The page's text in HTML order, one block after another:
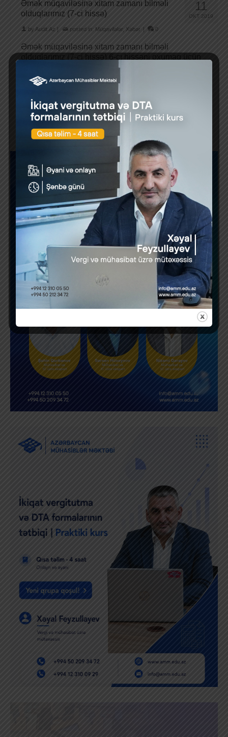
11
OKT 2019
Əmək müqaviləsinə xitam zamanı bilməli
olduqlarımız (7-ci hissə)
by Audit.Az | posted in: Müqavilələr Xəbər | 0
Əmək müqaviləsinə xitam zamanı bilməli
bu linkə daxil olun. Tərəflərdən asılı olmayan
hallarda …Daha çox
1 2 3